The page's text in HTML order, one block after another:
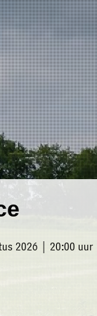
2026 | 20:00 uur